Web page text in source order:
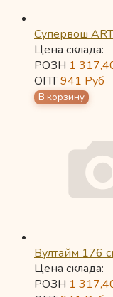
Супервош
Цена склада:
РОЗН 1
ОПТ941 Руб
Вултайм 176
Цена склада:
РОЗН 1